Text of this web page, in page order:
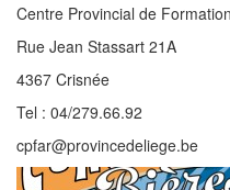
Centre Provincial de
Rue Jean Stassart 21A
4367 Crisnée
Tel : 04/279.66.92
cpfar@provincedeliege.be